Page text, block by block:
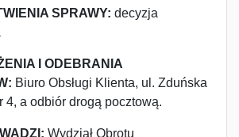
SPRAWY: decyzja
I ODEBRANIA
Biuro Obsługi Klienta, ul. Zduńska
4, a odbiór drogą pocztową.
Wydział Obrotu